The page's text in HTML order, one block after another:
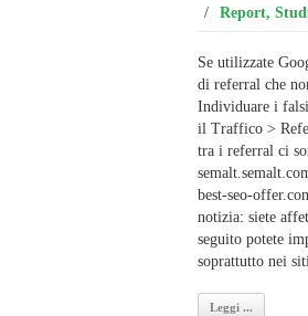
/ Report,
Se utilizzate
di referral che
Individuare i
il Traffico >
tra i referral ci
best-seo-
notizia: siete
seguito potete
soprattutto nei
Leggi ...